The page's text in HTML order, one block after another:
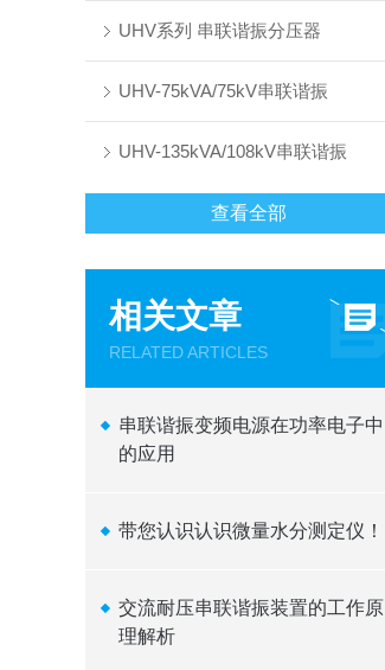
UHV系列 串联谐振分压器
UHV-75kVA/75kV串联谐振
UHV-135kVA/108kV串联谐振
查看全部
相关文章
RELATED ARTICLES
串联谐振变频电源在功率电子中
的应用
带您认识认识微量水分测定仪！
交流耐压串联谐振装置的工作原
理解析